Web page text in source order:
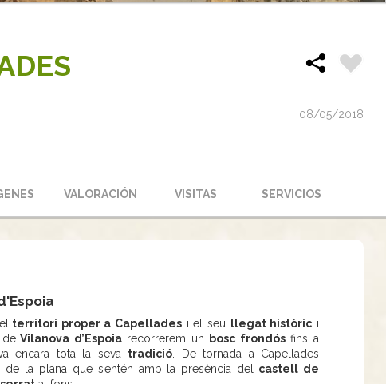
08/05/2018
VALORACIÓN VISITAS SERVICIOS
territori proper a Capellades i el seu llegat històric i
Vilanova d’Espoiarecorrerem un bosc frondósfins a
encara tota la seva tradició. De tornada a Capellades
de la plana que s’entén amb la presència del castell de